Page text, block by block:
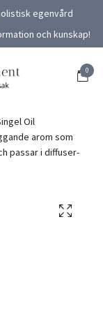
egenvård
och kunskap!
0
Oil
arom som
passar i diffuser-